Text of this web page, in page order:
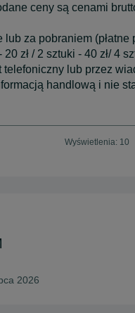
ceny są cenami
za pobraniem (płatne
zł / 2 sztuki - 40 zł/ 4
lub przez
handlową i nie
Wyświetlenia: 10
2026